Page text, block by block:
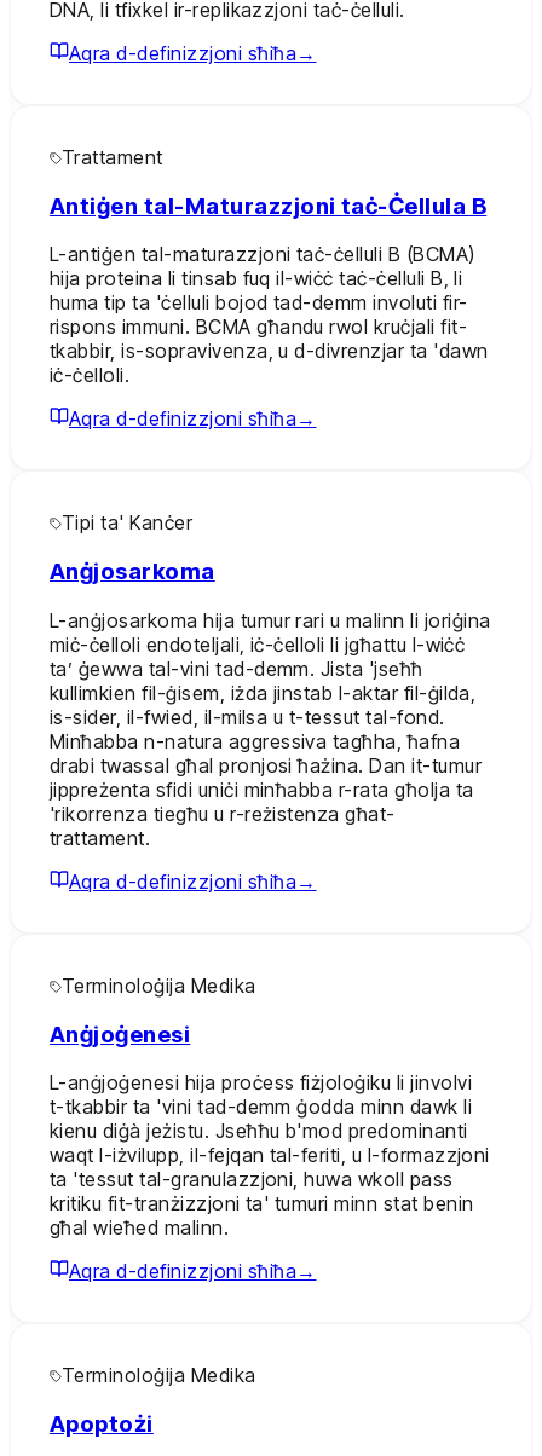
DNA, li tfixkel ir-replikazzjoni taċ-ċelluli.
Aqra d-definizzjoni sħiħa →
Trattament
Antiġen tal-Maturazzjoni taċ-Ċellula B
L-antiġen tal-maturazzjoni taċ-ċelluli B (BCMA)
hija proteina li tinsab fuq il-wiċċ taċ-ċelluli B, li
huma tip ta 'ċelluli bojod tad-demm involuti fir-
rispons immuni. BCMA għandu rwol kruċjali fit-
tkabbir, is-sopravivenza, u d-divrenzjar ta 'dawn
iċ-ċelloli.
Aqra d-definizzjoni sħiħa →
Tipi ta' Kanċer
Anġjosarkoma
L-anġjosarkoma hija tumur rari u malinn li joriġina
miċ-ċelloli endoteljali, iċ-ċelloli li jgħattu l-wiċċ
ta’ ġewwa tal-vini tad-demm. Jista 'jseħħ
kullimkien fil-ġisem, iżda jinstab l-aktar fil-ġilda,
is-sider, il-fwied, il-milsa u t-tessut tal-fond.
Minħabba n-natura aggressiva tagħha, ħafna
drabi twassal għal pronjosi ħażina. Dan it-tumur
jippreżenta sfidi uniċi minħabba r-rata għolja ta
'rikorrenza tiegħu u r-reżistenza għat-
trattament.
Aqra d-definizzjoni sħiħa →
Terminoloġija Medika
Anġjoġenesi
L-anġjoġenesi hija proċess fiżjoloġiku li jinvolvi
t-tkabbir ta 'vini tad-demm ġodda minn dawk li
kienu diġà jeżistu. Jseħħu b'mod predominanti
waqt l-iżvilupp, il-fejqan tal-feriti, u l-formazzjoni
ta 'tessut tal-granulazzjoni, huwa wkoll pass
kritiku fit-tranżizzjoni ta' tumuri minn stat benin
għal wieħed malinn.
Aqra d-definizzjoni sħiħa →
Terminoloġija Medika
Apoptożi